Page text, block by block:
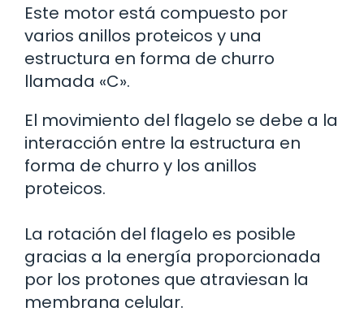
Este motor está compuesto por
varios anillos proteicos y una
estructura en forma de churro
llamada «C».
El movimiento del flagelo se debe a la
interacción entre la estructura en
forma de churro y los anillos
proteicos.
La rotación del flagelo es posible
gracias a la energía proporcionada
por los protones que atraviesan la
membrana celular.